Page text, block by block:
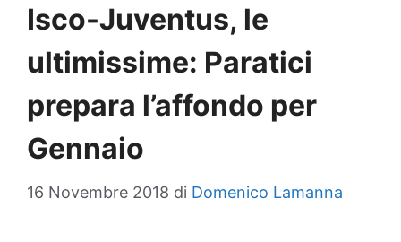
Isco-Juventus, le
ultimissime: Paratici
prepara l’affondo per
Gennaio
16 Novembre 2018 di Domenico Lamanna